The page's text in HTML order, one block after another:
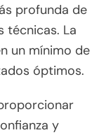
profunda de
técnicas. La
un mínimo de
óptimos.
y